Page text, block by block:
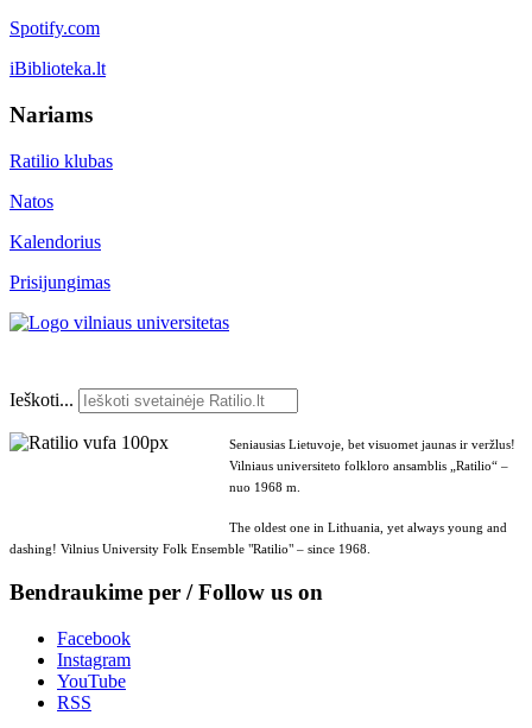
Spotify.com
iBiblioteka.lt
Nariams
Ratilio klubas
Natos
Kalendorius
Prisijungimas
Ieškoti...
Seniausias Lietuvoje, bet visuomet jaunas ir veržlus!
Vilniaus universiteto folkloro ansamblis „Ratilio“ –
nuo 1968 m.
The oldest one in Lithuania, yet always young and
dashing! Vilnius University Folk Ensemble "Ratilio" – since 1968.
Bendraukime per / Follow us on
Facebook
Instagram
YouTube
RSS